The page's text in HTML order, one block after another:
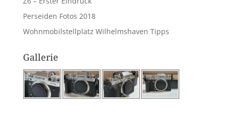
Perseiden Fotos 2018
Wohnmobilstellplatz Wilhelmshaven Tipps
Gallerie